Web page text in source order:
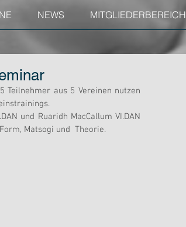
NEWS MITGLIEDERBEREICH
Teilnehmer aus 5 Vereinen nutzen
und Ruaridh MacCallum VI.DAN
Matsogi und  Theorie.